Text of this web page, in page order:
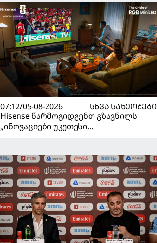
07:12/05-08-2026
ᲡᲮᲕᲐ ᲡᲐᲮᲔᲝᲑᲔᲑᲘ
Hisense წარმოგიდგენთ გზავნილს
„ინოვაციები უკეთესი